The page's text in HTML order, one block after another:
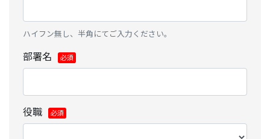
ハイフン無し、半角にてご入力ください。
部署名
役職